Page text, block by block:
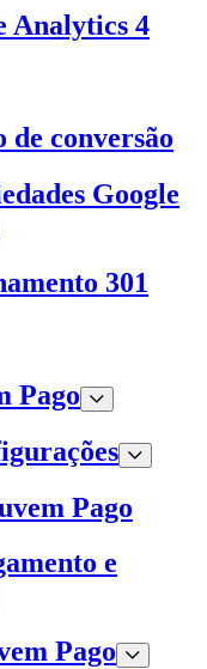
Analytics 4
de conversão
Google
301
Pago
Pago
e
Pago